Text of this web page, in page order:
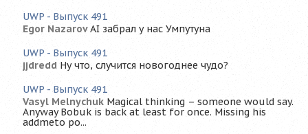
UWP - Выпуск 491
Egor Nazarov AI забрал у нас Умпутуна
UWP - Выпуск 491
jjdredd Ну что, случится новогоднее чудо?
UWP - Выпуск 491
Vasyl Melnychuk Magical thinking – someone would say.
Anyway Bobuk is back at least for once. Missing his
addmeto po...